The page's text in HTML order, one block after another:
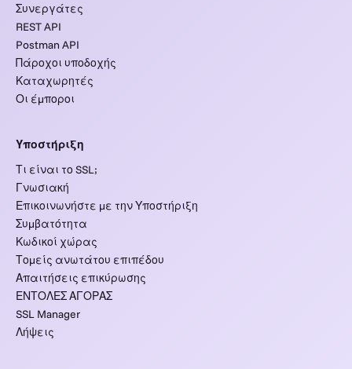
Συνεργάτες
REST API
Postman API
Πάροχοι υποδοχής
Καταχωρητές
Οι έμποροι
Υποστήριξη
Τι είναι το SSL;
Γνωσιακή
Επικοινωνήστε με την Υποστήριξη
Συμβατότητα
Κωδικοί χώρας
Τομείς ανωτάτου επιπέδου
Απαιτήσεις επικύρωσης
ΕΝΤΟΛΕΣ ΑΓΟΡΑΣ
SSL Manager
Λήψεις